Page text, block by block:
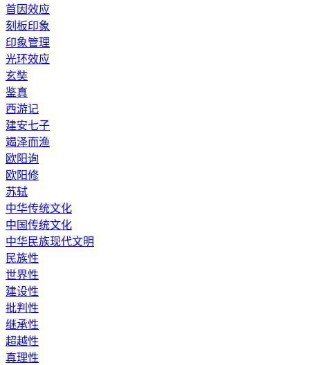
首因效应
刻板印象
印象管理
光环效应
玄奘
鉴真
西游记
建安七子
竭泽而渔
欧阳询
欧阳修
苏轼
中华传统文化
中国传统文化
中华民族现代文明
民族性
世界性
建设性
批判性
继承性
超越性
真理性